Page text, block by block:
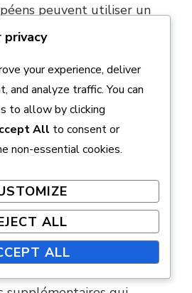
peuvent utiliser un
points pour certains
principalement le jeu
des variations
pour des parcours à thème.
récompensant les
trous en un ou pour
des trous sous le par.
your experience, deliver
and analyze traffic. You can
to allow by clicking
All to consent or
non-essential cookies.
ALL
ALL